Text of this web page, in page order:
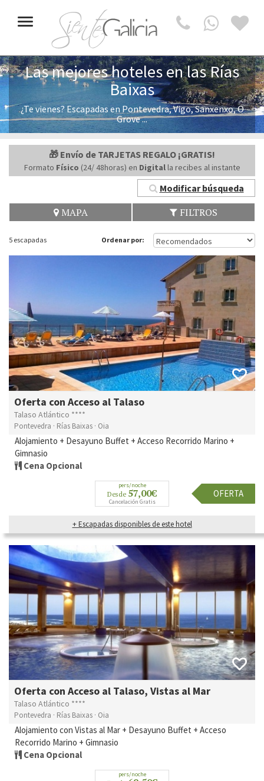
Toggle
navigation
Las mejores hoteles en las Rías
Baixas
¿Te vienes? Escapadas en Pontevedra, Vigo, Sanxenxo, O
Grove ...
🎁 Envío de TARJETAS REGALO ¡GRATIS!
Formato Físico (24/ 48horas) en Digitalla recibes al instante
Modificar búsqueda
MAPA FILTROS
5 escapadas Ordenar por:
Oferta con Acceso al Talaso
Talaso Atlántico ****
Pontevedra · Rías Baixas · Oia
Alojamiento + Desayuno Buffet + Acceso Recorrido Marino +
Gimnasio
Cena Opcional
pers/noche
Desde 57,00€
Cancelación Gratis
OFERTA
+ Escapadas disponibles de este hotel
Oferta con Acceso al Talaso, Vistas al Mar
Talaso Atlántico ****
Pontevedra · Rías Baixas · Oia
Alojamiento con Vistas al Mar + Desayuno Buffet + Acceso
Recorrido Marino + Gimnasio
Cena Opcional
pers/noche